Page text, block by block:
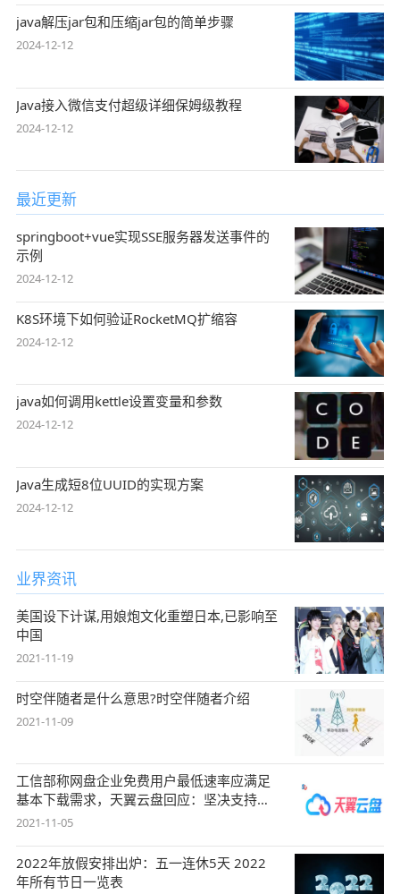
java解压jar包和压缩jar包的简单步骤
2024-12-12
Java接入微信支付超级详细保姆级教程
2024-12-12
最近更新
springboot+vue实现SSE服务器发送事件的
示例
2024-12-12
K8S环境下如何验证RocketMQ扩缩容
2024-12-12
java如何调用kettle设置变量和参数
2024-12-12
Java生成短8位UUID的实现方案
2024-12-12
业界资讯
美国设下计谋,用娘炮文化重塑日本,已影响至
中国
2021-11-19
时空伴随者是什么意思?时空伴随者介绍
2021-11-09
工信部称网盘企业免费用户最低速率应满足
基本下载需求，天翼云盘回应：坚决支持，
始终
2021-11-05
2022年放假安排出炉：五一连休5天 2022
年所有节日一览表